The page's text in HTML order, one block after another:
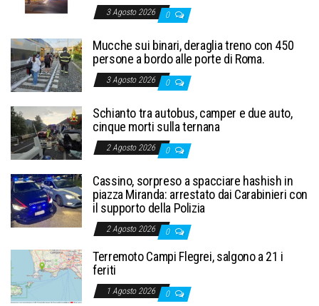
3 Agosto 2026 0
Mucche sui binari, deraglia treno con 450
persone a bordo alle porte di Roma.
3 Agosto 2026 0
Schianto tra autobus, camper e due auto,
cinque morti sulla ternana
2 Agosto 2026 0
Cassino, sorpreso a spacciare hashish in
piazza Miranda: arrestato dai Carabinieri con
il supporto della Polizia
2 Agosto 2026 0
Terremoto Campi Flegrei, salgono a 21 i
feriti
1 Agosto 2026 0